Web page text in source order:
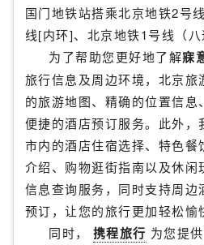
国门地铁站搭乘北京地铁2号
线[内环]、北京地铁1号线（八
为了帮助您更好地了解寐
旅行信息及周边环境，北京旅
的旅游地图、精确的位置信息
便捷的酒店预订服务。此外，
市内的酒店住宿选择、特色餐
介绍、购物逛街指南以及休闲
信息查询服务，同时支持周边
预订，让您的旅行更加轻松愉
同时，
携程旅行 为您提